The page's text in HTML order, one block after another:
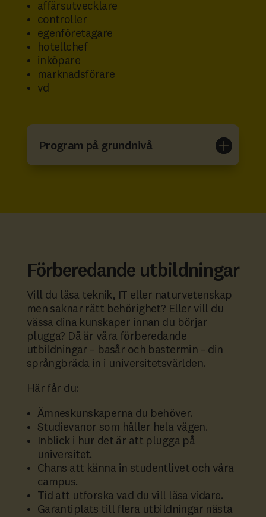
affärsutvecklare
controller
egenföretagare
hotellchef
inköpare
marknadsförare
vd
Program på grundnivå
Förberedande utbildningar
Vill du läsa teknik, IT eller naturvetenskap
men saknar rätt behörighet? Eller vill du
vässa dina kunskaper innan du börjar
plugga? Då är våra förberedande
utbildningar – basår och bastermin – din
språngbräda in i universitetsvärlden.
Här får du:
Ämneskunskaperna du behöver.
Studievanor som håller hela vägen.
Inblick i hur det är att plugga på
universitet.
Chans att känna in studentlivet och våra
campus.
Tid att utforska vad du vill läsa vidare.
Garantiplats till flera utbildningar nästa